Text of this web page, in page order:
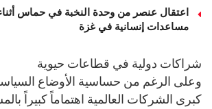
اعتقال عنصر من وحدة النخبة في حماس
مساعدات إنسانية في غزة
شراكات دولية في قطاعات حيوية
وعلى الرغم من حساسية الأوضاع
كبرى الشركات العالمية اهتماماً كبيراً